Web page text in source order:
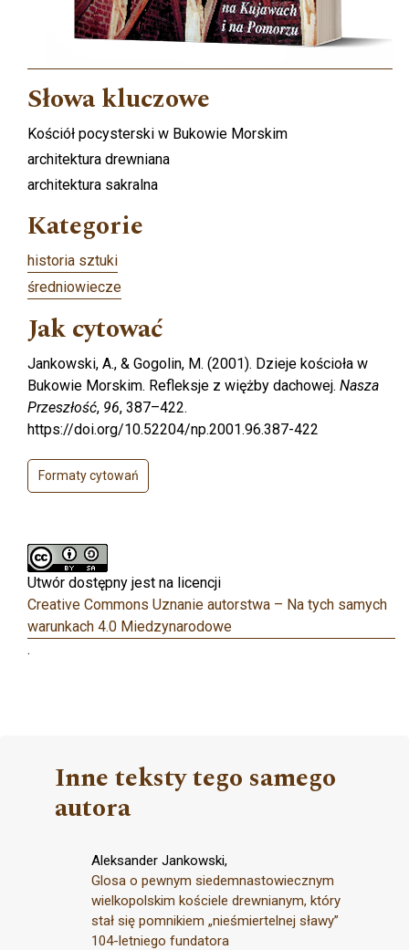
Słowa kluczowe
Kościół pocysterski w Bukowie Morskim
architektura drewniana
architektura sakralna
Kategorie
historia sztuki
średniowiecze
Jak cytować
Jankowski, A., & Gogolin, M. (2001). Dzieje kościoła w
Bukowie Morskim. Refleksje z więżby dachowej. Nasza
Przeszłość, 96, 387–422.
https://doi.org/10.52204/np.2001.96.387-422
Formaty cytowań
Utwór dostępny jest na licencji
Creative Commons Uznanie autorstwa – Na tych samych
warunkach 4.0 Miedzynarodowe
.
Inne teksty tego samego
autora
Aleksander Jankowski,
Glosa o pewnym siedemnastowiecznym
wielkopolskim kościele drewnianym, który
stał się pomnikiem „nieśmiertelnej sławy”
104-letniego fundatora